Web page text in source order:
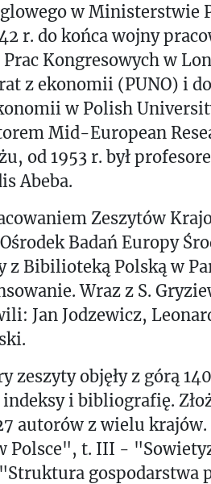
w Ministerstwie
r. do końca wojny
Kongresowych w
z ekonomii (PUNO) i
w Polish
Mid-European
od 1953 r. był
Abeba.
Zeszytów
Badań Europy
z Bibilioteką Polską w
Wraz z S.
Jan Jodzewicz,
zeszyty objęły z górą
i bibliografię.
autorów z wielu
Polsce", t. III -
gospodarstwa